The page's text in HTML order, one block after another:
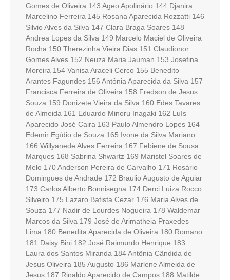
Gomes de Oliveira 143 Ageo Apolinário 144 Djanira
Marcelino Ferreira 145 Rosana Aparecida Rozzatti 146
Silvio Alves da Silva 147 Clara Braga Soares 148
Andrea Lopes da Silva 149 Marcelo Maciel de Oliveira
Rocha 150 Therezinha Vieira Dias 151 Claudionor
Gomes Alves 152 Neuza Maria Jauman 153 Josefina
Moreira 154 Vanisa Araceli Cerco 155 Benedito
Arantes Fagundes 156 Antônia Aparecida da Silva 157
Francisca Ferreira de Oliveira 158 Fredson de Jesus
Souza 159 Donizete Vieira da Silva 160 Edes Tavares
de Almeida 161 Eduardo Minoru Inagaki 162 Luís
Aparecido José Caira 163 Paulo Almendro Lopes 164
Edemir Egídio de Souza 165 Ivone da Silva Mariano
166 Willyanede Alves Ferreira 167 Febiene de Sousa
Marques 168 Sabrina Shwartz 169 Maristel Soares de
Melo 170 Anderson Pereira de Carvalho 171 Rosário
Domingues de Andrade 172 Braulio Augusto de Aguiar
173 Carlos Alberto Bonnisegna 174 Derci Luiza Rocco
Silveiro 175 Lazaro Batista Cezar 176 Maria Alves de
Souza 177 Nadir de Lourdes Nogueira 178 Waldemar
Marcos da Silva 179 José de Arimatheia Praxedes
Lima 180 Benedita Aparecida de Oliveira 180 Romano
181 Daisy Bini 182 José Raimundo Henrique 183
Laura dos Santos Miranda 184 Antônia Cândida de
Jesus Oliveira 185 Augusto 186 Marlene Almeida de
Jesus 187 Rinaldo Aparecido de Campos 188 Matilde